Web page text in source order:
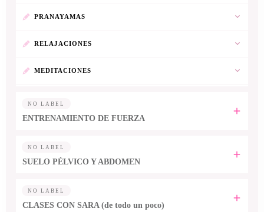
PRANAYAMAS
RELAJACIONES
MEDITACIONES
NO LABEL
ENTRENAMIENTO DE FUERZA
NO LABEL
SUELO PÉLVICO Y ABDOMEN
NO LABEL
CLASES CON SARA (de todo un poco)